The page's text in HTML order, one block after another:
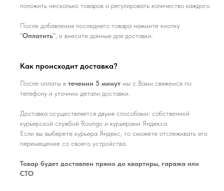
положить несколько товаров и регулировать количество каждого.
После добавления последнего товара нажмите кнопку
"Оплатить", и внесите данные для доставки.
Как происходит доставка?
После оплаты в течении 5 минут мы с Вами свяжемся по
телефону и уточним детали доставки.
Доставка осуществляется двумя способами: собственной
курьерской службой Roongo и курьерами Яндекса.
Если вы выберете курьера Яндекс, то сможете отслеживать его
перемещение со своего устройства.
Товар будет доставлен прямо до квартиры, гаража или
СТО